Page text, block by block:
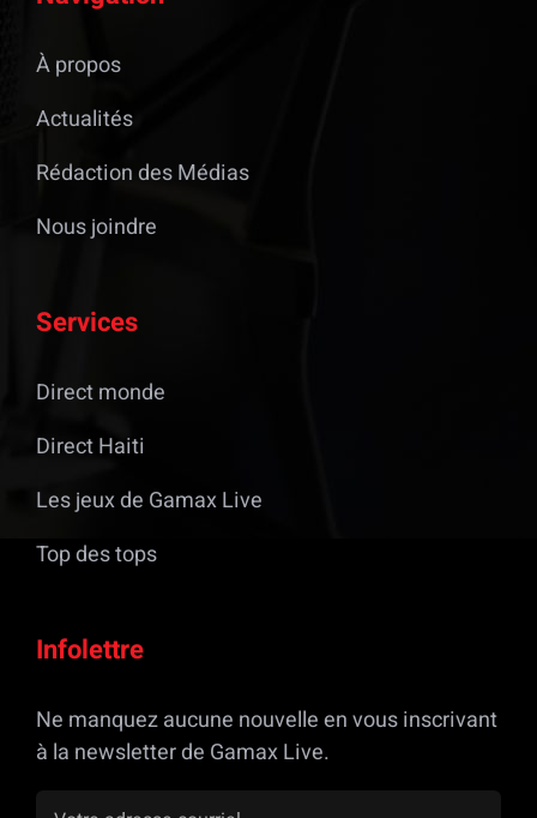
À propos
Actualités
Rédaction des Médias
Nous joindre
Services
Direct monde
Direct Haiti
Les jeux de Gamax Live
Top des tops
Infolettre
Ne manquez aucune nouvelle en vous inscrivant
à la newsletter de Gamax Live.